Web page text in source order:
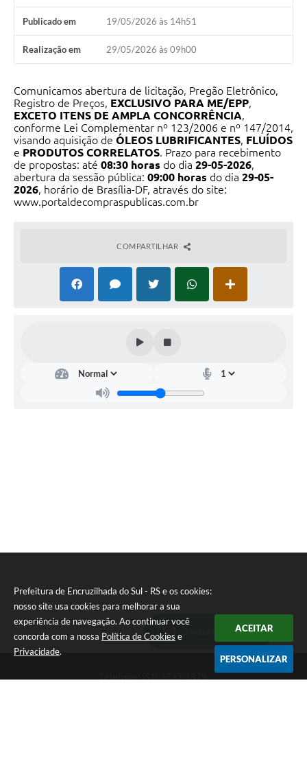
Prefeitura de Encruzilhada do Sul - RS e os cookies:
nosso site usa cookies para melhorar a sua
experiência de navegação. Ao continuar você
concorda com a nossa Política de Cookies e
Privacidade.
ACEITAR
PERSONALIZAR
Relatório Ouvidoria 2022
Relatório Ouvidoria 2024
Negócios
Publicado em 19/05/2026 às 14h51
Realização em 29/05/2026 às 09h00
Comunicamos abertura de licitação, Pregão Eletrônico,
Registro de Preços, EXCLUSIVO PARA ME/EPP,
EXCETO ITENS DE AMPLA CONCORRÊNCIA,
conforme Lei Complementar nº 123/2006 e nº 147/2014,
visando aquisição de ÓLEOS LUBRIFICANTES, FLUÍDOS
e PRODUTOS CORRELATOS. Prazo para recebimento
de propostas: até 08:30 horas do dia 29-05-2026,
abertura da sessão pública: 09:00 horas do dia 29-05-
2026, horário de Brasília-DF, através do site:
www.portaldecompraspublicas.com.br
COMPARTILHAR
Ouvidoria Municipal